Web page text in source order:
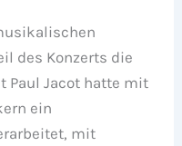
des Konzerts die
Paul Jacot hatte mit
ein
mit